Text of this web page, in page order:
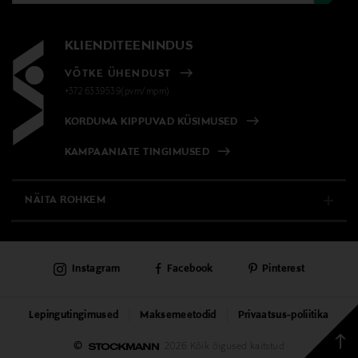
KLIENDITEENINDUS
VÕTKE ÜHENDUST
+372 6339539(pvm/mpm)
KORDUMA KIPPUVAD KÜSIMUSED
KAMPAANIATE TINGIMUSED
NÄITA ROHKEM
PÜSIKLIENDITEENINDUS
KAUBAMAJAD
TEENUSED
© 2026 Kõik õigused kaitstud
Lepingutingimused Maksemeetodid Privaatsus-poliitika
Instagram Facebook Pinterest